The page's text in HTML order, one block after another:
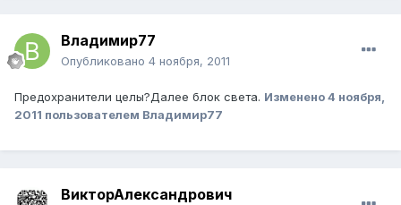
Владимир77
Опубликовано 4 ноября, 2011
Предохранители целы?Далее блок света. Изменено4 ноября,
2011 пользователем Владимир77
ВикторАлександрович